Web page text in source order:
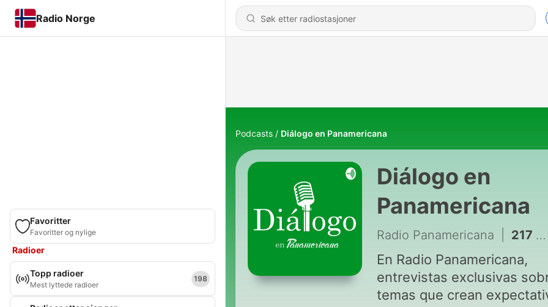
Radio Norge
Favoritter
Favoritter og nylige
Radioer
Topp radioer
Mest lyttede radioer
198
Podcasts Diálogo en Panamericana
Diálogo en
Panamericana
Radio Panamericana 217 - Diálogo en Panamericana: "FMI, PGE, Dólares".
En Radio Panamericana,
entrevistas exclusivas
temas que crean